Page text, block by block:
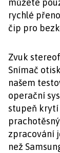
můžete
rychlé
čip pro
Zvuk
Snímač
našem
operační
stupeň krytí
zpracování
než